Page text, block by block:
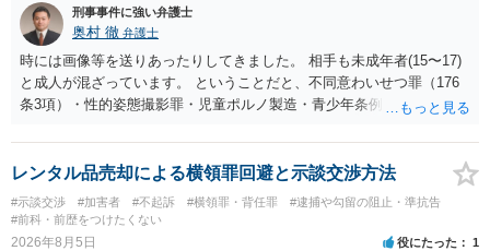
のは致し方ありません。真摯に分割して支払うことを相手に告げてい
くのみでしょう。 以上、ご参考まで。
刑事事件に強い弁護士
奥村 徹 弁護士
時には画像等を送りあったりしてきました。 相手も未成年者(15〜17)
と成人が混ざっています。 ということだと、不同意わいせつ罪（176
条3項）・性的姿態撮影罪・児童ポルノ製造・青少年条例違反（わいせ
で、警察にバレれば、それなりの捜査を受けるでしょう。
レンタル品売却による横領罪回避と示談交渉方法
#示談交渉 #加害者 #不起訴 #横領罪・背任罪
#逮捕や勾留の阻止・準抗告
#前科・前歴をつけたくない
2026年8月5日 役にたった 1